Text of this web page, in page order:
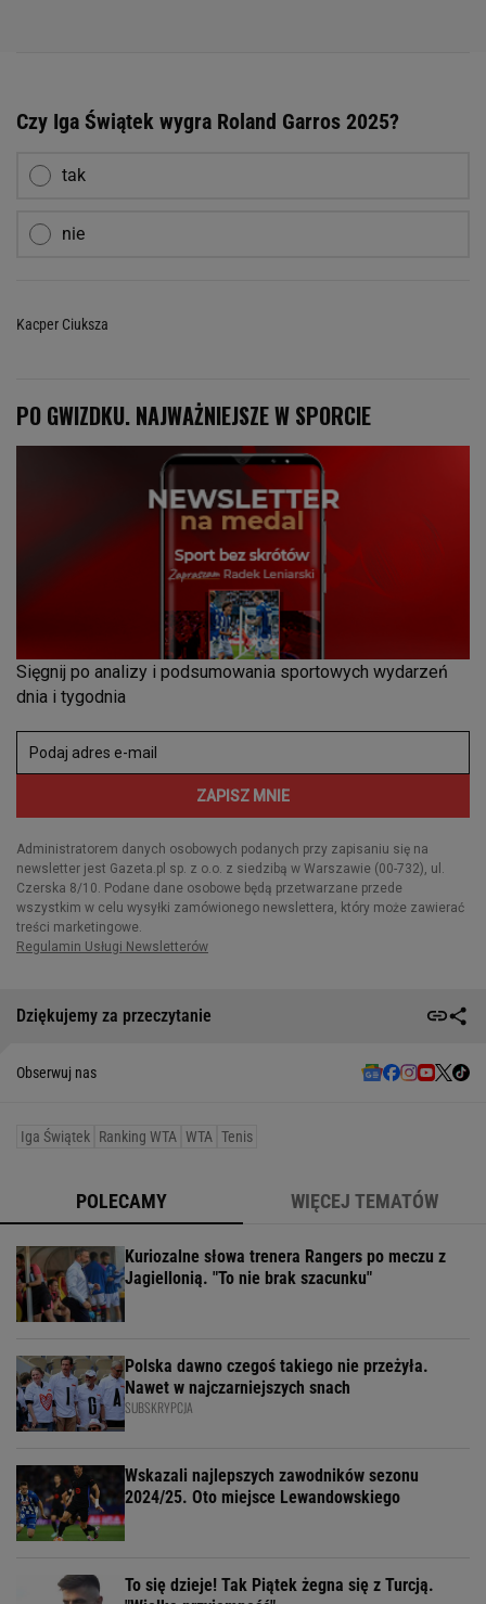
Czy Iga Świątek wygra Roland Garros 2025?
tak
nie
Kacper Ciuksza
Dziękujemy za przeczytanie
Obserwuj nas
Iga Świątek Ranking WTA WTA Tenis
POLECAMY WIĘCEJ TEMATÓW
Kuriozalne słowa trenera Rangers po meczu z
Jagiellonią. "To nie brak szacunku"
Polska dawno czegoś takiego nie przeżyła.
Nawet w najczarniejszych snach
SUBSKRYPCJA
Wskazali najlepszych zawodników sezonu
2024/25. Oto miejsce Lewandowskiego
To się dzieje! Tak Piątek żegna się z Turcją.